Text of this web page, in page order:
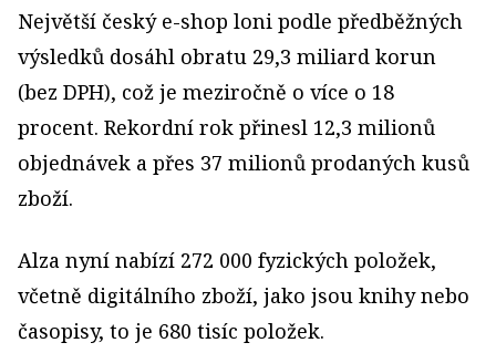
Největší český e-shop loni podle předběžných
výsledků dosáhl obratu 29,3 miliard korun
(bez DPH), což je meziročně o více o 18
procent. Rekordní rok přinesl 12,3 milionů
objednávek a přes 37 milionů prodaných kusů
zboží.
Alza nyní nabízí 272 000 fyzických položek,
včetně digitálního zboží, jako jsou knihy nebo
časopisy, to je 680 tisíc položek.